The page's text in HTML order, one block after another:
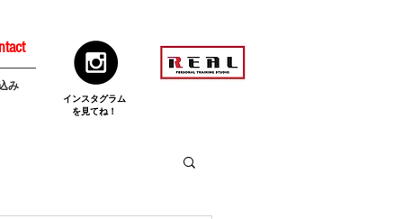
み
​インスタグラム
を見てね！